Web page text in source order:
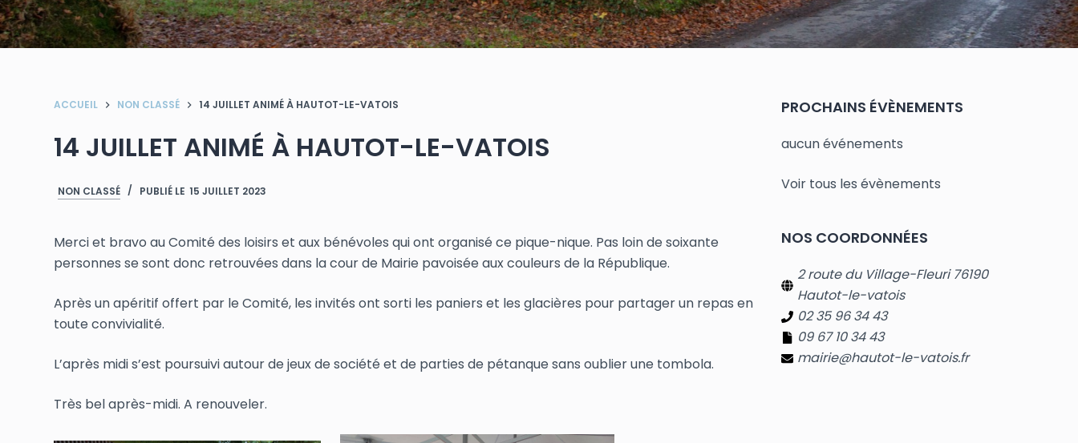
ACCUEIL NON CLASSÉ 14 JUILLET ANIMÉ À HAUTOT-LE-VATOIS
14 JUILLET ANIMÉ À HAUTOT-LE-VATOIS
NON CLASSÉ PUBLIÉ LE 15 JUILLET 2023
Merci et bravo au Comité des loisirs et aux bénévoles qui ont organisé ce pique-nique. Pas loin de soixante
personnes se sont donc retrouvées dans la cour de Mairie pavoisée aux couleurs de la République.
Après un apéritif offert par le Comité, les invités ont sorti les paniers et les glacières pour partager un repas en
toute convivialité.
L’après midi s’est poursuivi autour de jeux de société et de parties de pétanque sans oublier une tombola.
Très bel après-midi. A renouveler.
PROCHAINS ÉVÈNEMENTS
aucun événements
Voir tous les évènements
NOS COORDONNÉES
2 route du Village-Fleuri 76190
Hautot-le-vatois
02 35 96 34 43
09 67 10 34 43
mairie@hautot-le-vatois.fr